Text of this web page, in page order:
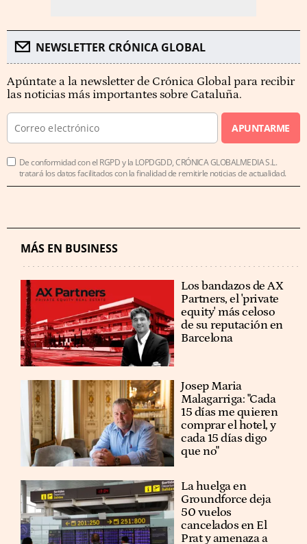
NEWSLETTER CRÓNICA GLOBAL
Apúntate a la newsletter de Crónica Global para recibir
las noticias más importantes sobre Cataluña.
APUNTARME
De conformidad con el RGPD y la LOPDGDD, CRÓNICA GLOBALMEDIA S.L.
tratará los datos facilitados con la finalidad de remitirle noticias de actualidad.
MÁS EN BUSINESS
Los bandazos de AX
Partners, el 'private
equity' más celoso
de su reputación en
Barcelona
​​Josep Maria
Malagarriga: "Cada
15 días me quieren
comprar el hotel, y
cada 15 días digo
que no"
La huelga en
Groundforce deja
50 vuelos
cancelados en El
Prat y amenaza a